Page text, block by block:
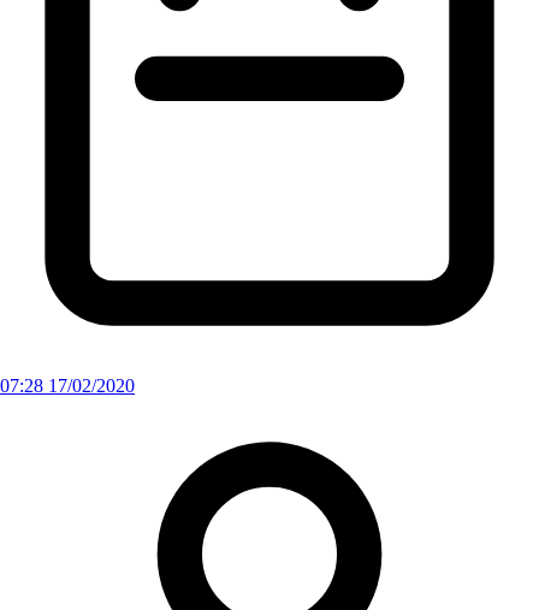
07:28 17/02/2020